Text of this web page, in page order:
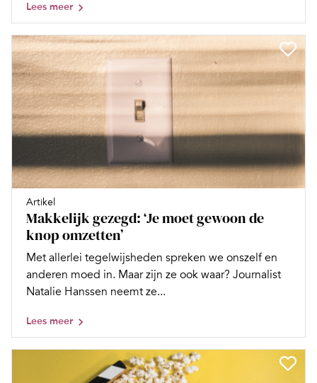
Lees meer
Artikel
Makkelijk gezegd: ‘Je moet gewoon de
knop omzetten’
Met allerlei tegelwijsheden spreken we onszelf en
anderen moed in. Maar zijn ze ook waar? Journalist
Natalie Hanssen neemt ze...
Lees meer